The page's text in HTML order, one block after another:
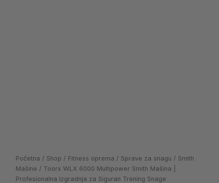
Početna / Shop / Fitness oprema / Sprave za snagu / Smith
Mašine / Toorx WLX 6000 Multipower Smith Mašina |
Profesionalna Izgradnja za Siguran Trening Snage